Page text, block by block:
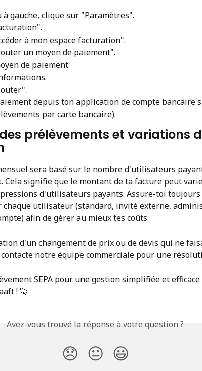
à gauche, clique sur "Paramètres".
à mon espace facturation".
un moyen de paiement".
de paiement.
depuis ton application de compte bancaire
par carte bancaire).
prélèvements et variations
sera basé sur le nombre d'utilisateurs
Cela signifie que le montant de ta facture peut
d'utilisateurs payants. Assure-toi
chaque utilisateur (standard, invité externe,
afin de gérer au mieux tes coûts.
d'un changement de prix ou de devis qui ne
notre équipe commerciale pour une
SEPA pour une gestion simplifiée et efficace
! 🚀
Avez-vous trouvé la réponse à votre question ?
😞 😐 😃